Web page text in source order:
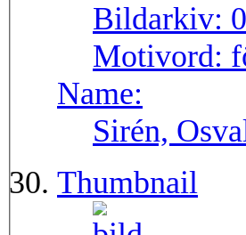
Bildarkiv:
Motivord:
Name:
Sirén,
Thumbnail